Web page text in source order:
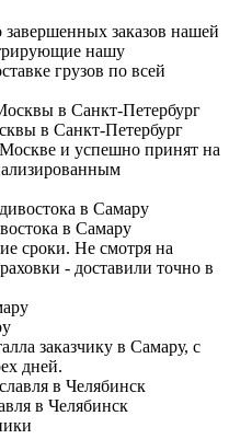
заказов нашей
нашу
грузов по всей
в Санкт-Петербург
и успешно принят на
в Самару
сроки. Не смотря на
- доставили точно в
заказчику в Самару, с
дней.
в Челябинск